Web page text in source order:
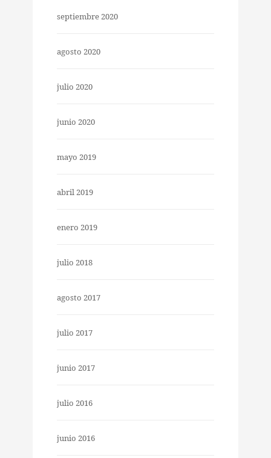
septiembre 2020
agosto 2020
julio 2020
junio 2020
mayo 2019
abril 2019
enero 2019
julio 2018
agosto 2017
julio 2017
junio 2017
julio 2016
junio 2016